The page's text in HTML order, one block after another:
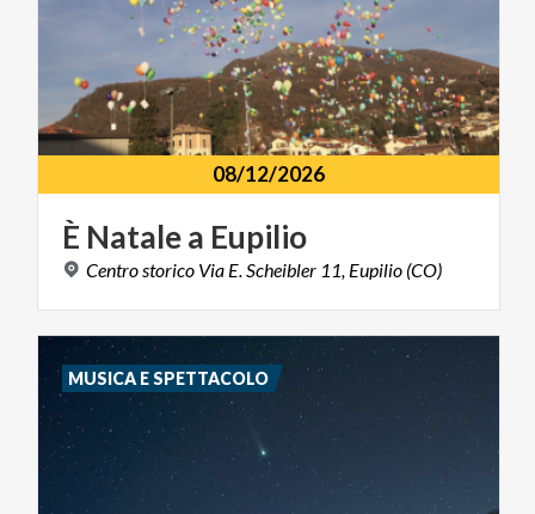
08/12/2026
È Natalea Eupilio
Centrostorico Via E.Scheibler 11, Eupilio (CO)
MUSICA E SPETTACOLO